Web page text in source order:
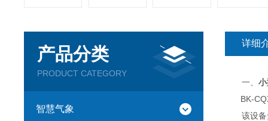
产品分类
PRODUCT CATEGORY
智慧气象
详细
一、
BK-
该设备免